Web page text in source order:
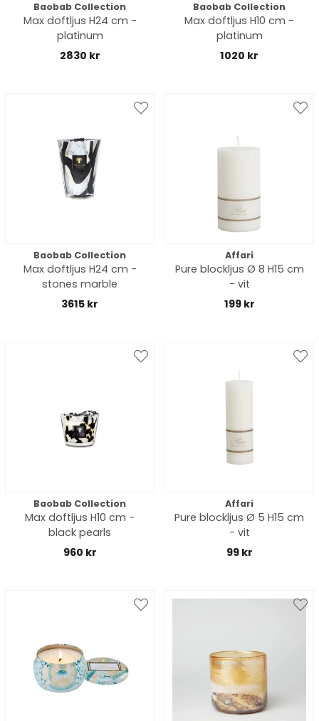
Baobab Collection
Max doftljus H24 cm -
platinum
2830 kr
Baobab Collection
Max doftljus H10 cm -
platinum
1020 kr
Baobab Collection
Max doftljus H24 cm -
stones marble
3615 kr
Affari
Pure blockljus Ø 8 H15 cm
- vit
199 kr
Baobab Collection
Max doftljus H10 cm -
black pearls
960 kr
Affari
Pure blockljus Ø 5 H15 cm
- vit
99 kr